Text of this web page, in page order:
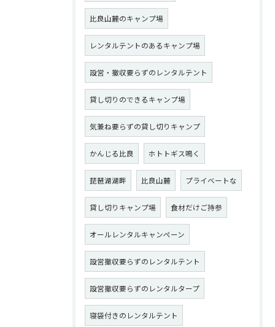
比良山麓のキャンプ場
レンタルテントのあるキャンプ場
設営・撤収要らずのレンタルテント
貸し切りのできるキャンプ場
気兼ね要らずの貸し切りキャンプ
かんじる比良 ホトトギス鳴く
琵琶湖湖畔 比良山麓 プライベートな
貸し切りキャンプ場 食材だけご持参
オールレンタルキャンペーン
設営撤収要らずのレンタルテント
設営撤収要らずのレンタルタープ
寝袋付きのレンタルテント